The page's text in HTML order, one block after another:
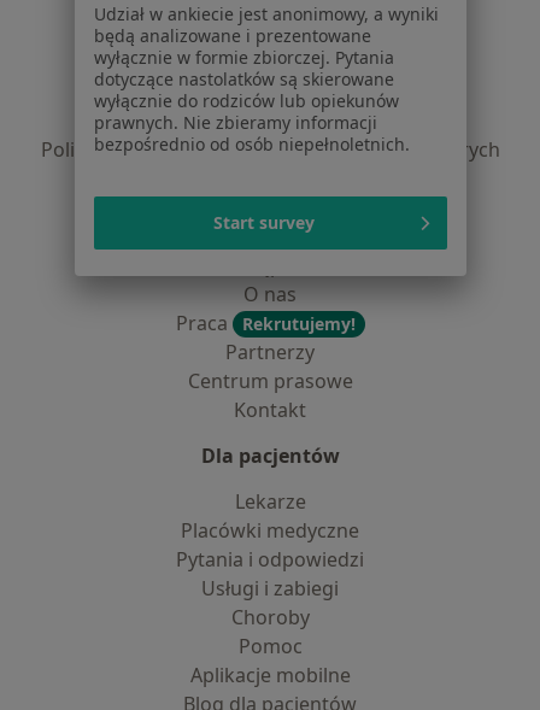
Serwis
Regulamin
Polityka prywatności pacjentów
Polityka prywatności profesjonalistów
Polityka prywatności dla profesjonalistów, których
Jak działają wyniki wyszukiwania
O nas
Praca
Rekrutujemy!
Partnerzy
Centrum prasowe
Kontakt
Dla pacjentów
Lekarze
Placówki medyczne
Pytania i odpowiedzi
Usługi i zabiegi
Choroby
Pomoc
Aplikacje mobilne
Blog dla pacjentów
Udział w ankiecie jest anonimowy, a wyniki
będą analizowane i prezentowane
wyłącznie w formie zbiorczej. Pytania
dotyczące nastolatków są skierowane
wyłącznie do rodziców lub opiekunów
prawnych. Nie zbieramy informacji
bezpośrednio od osób niepełnoletnich.
Start survey